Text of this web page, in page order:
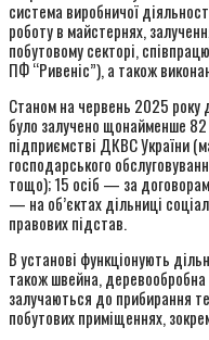
система виробничої
роботу в майстернях,
побутовому секторі,
ПФ “Ривеніс”), а також
Станом на червень 2025 року
було залучено щонайменше
підприємстві ДКВС України
господарського
тощо); 15 осіб — за
— на об’єктах дільниці
правових підстав.
В установі функціонують
також швейна,
залучаються до прибирання
побутових приміщеннях,